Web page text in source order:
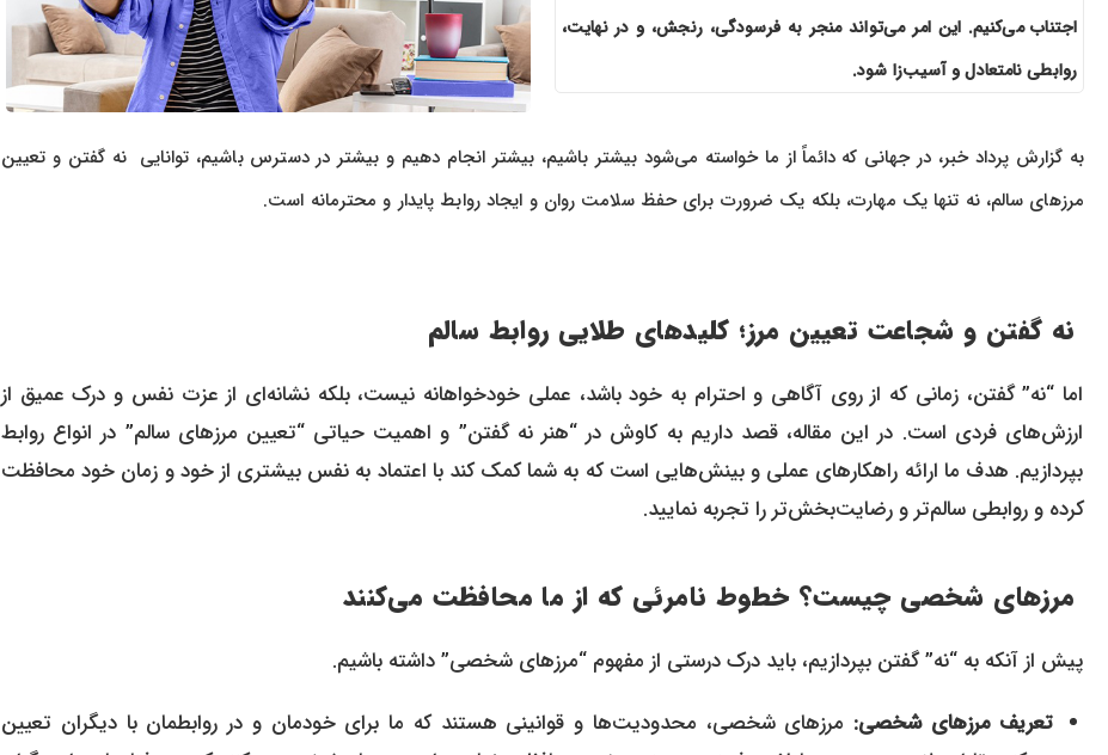
اجتناب می‌کنیم. این امر می‌تواند منجر به فرسودگی، رنجش، و در نهایت،
روابطی نامتعادل و آسیب‌زا شود.
به گزارش پرداد خبر، در جهانی که دائماً از ما خواسته می‌شود بیشتر باشیم، بیشتر انجام دهیم و بیشتر در دسترس باشیم، توانایی نه گفتن و تعیین
مرزهای سالم، نه تنها یک مهارت، بلکه یک ضرورت برای حفظ سلامت روان و ایجاد روابط پایدار و محترمانه است.
نه گفتن و شجاعت تعیین مرز؛ کلیدهای طلایی روابط سالم
اما “نه” گفتن، زمانی که از روی آگاهی و احترام به خود باشد، عملی خودخواهانه نیست، بلکه نشانه‌ای از عزت نفس و درک عمیق از
ارزش‌های فردی است. در این مقاله، قصد داریم به کاوش در “هنر نه گفتن” و اهمیت حیاتی “تعیین مرزهای سالم” در انواع روابط
کرده و روابطی سالم‌تر و رضایت‌بخش‌تر را تجربه نمایید.
مرزهای شخصی چیست؟ خطوط نامرئی که از ما محافظت می‌کنند
پیش از آنکه به “نه” گفتن بپردازیم، باید درک درستی از مفهوم “مرزهای شخصی” داشته باشیم.
تعریف مرزهای شخصی: